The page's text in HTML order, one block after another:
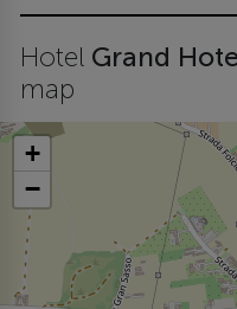
Hotel Grand
map
+
−